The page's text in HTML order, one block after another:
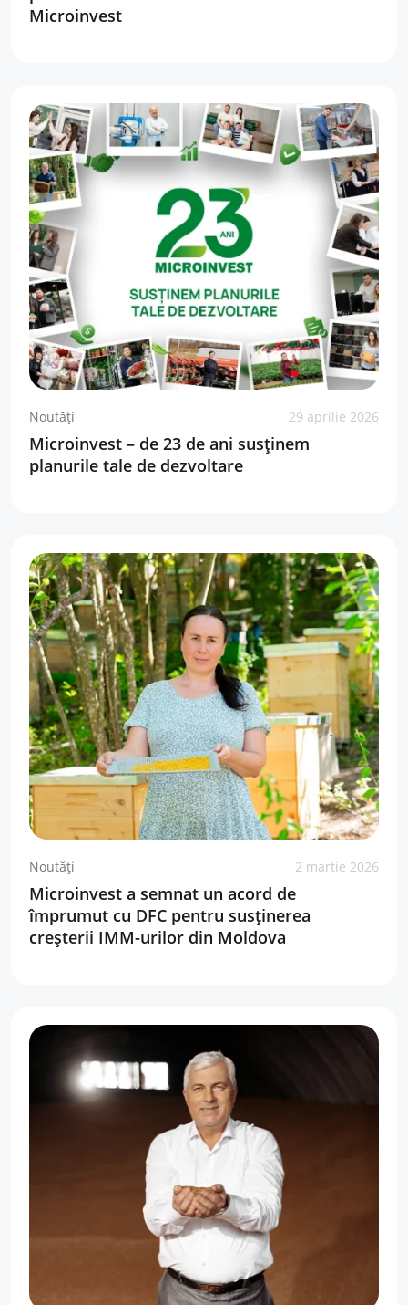
Microinvest
Noutăți 29 aprilie 2026
Microinvest – de 23 de ani susținem
planurile tale de dezvoltare
Noutăți 2 martie 2026
Microinvest a semnat un acord de
împrumut cu DFC pentru susținerea
creșterii IMM-urilor din Moldova